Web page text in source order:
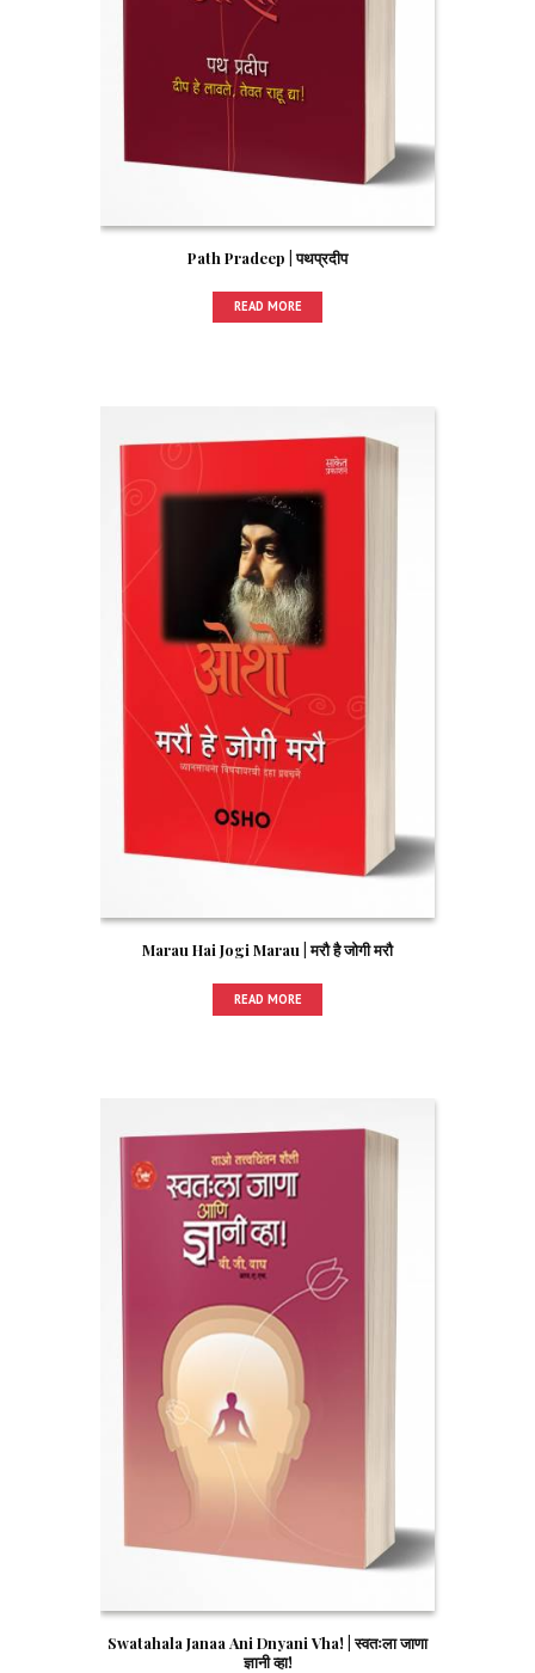
Path Pradeep | पथप्रदीप
READ MORE
Marau Hai Jogi Marau | मरौ है जोगी मरौ
READ MORE
Swatahala Janaa Ani Dnyani Vha! | स्वतःला जाणा
ज्ञानी व्हा!